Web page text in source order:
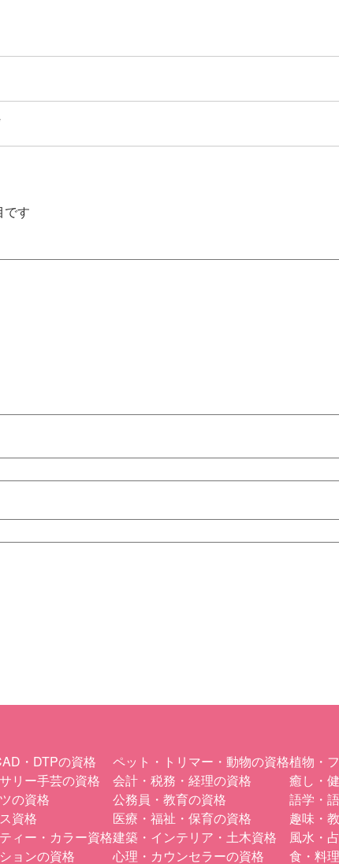
です
・DTPの資格
リー手芸の資格
の資格
資格
ィー・カラー資格
ョンの資格
ペット・トリマー・動物の資格
会計・税務・経理の資格
公務員・教育の資格
医療・福祉・保育の資格
建築・インテリア・土木資格
心理・カウンセラーの資格
植物・
癒し・
語学・
趣味・
風水・
食・料